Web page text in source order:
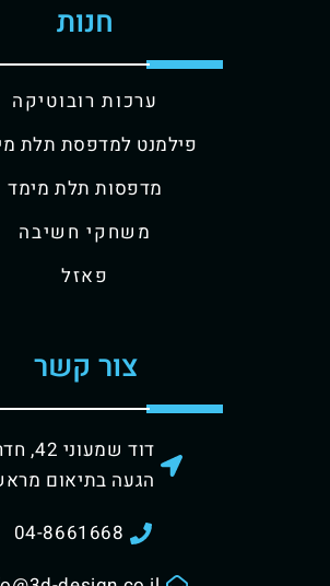
חנות
ערכות רובוטיקה
פילמנט למדפסת תלת
מדפסות תלת מימד
משחקי חשיבה
פאזל
צור קשר
דוד שמעוני 42, חדרה
הגעה בתיאום
04-8661668